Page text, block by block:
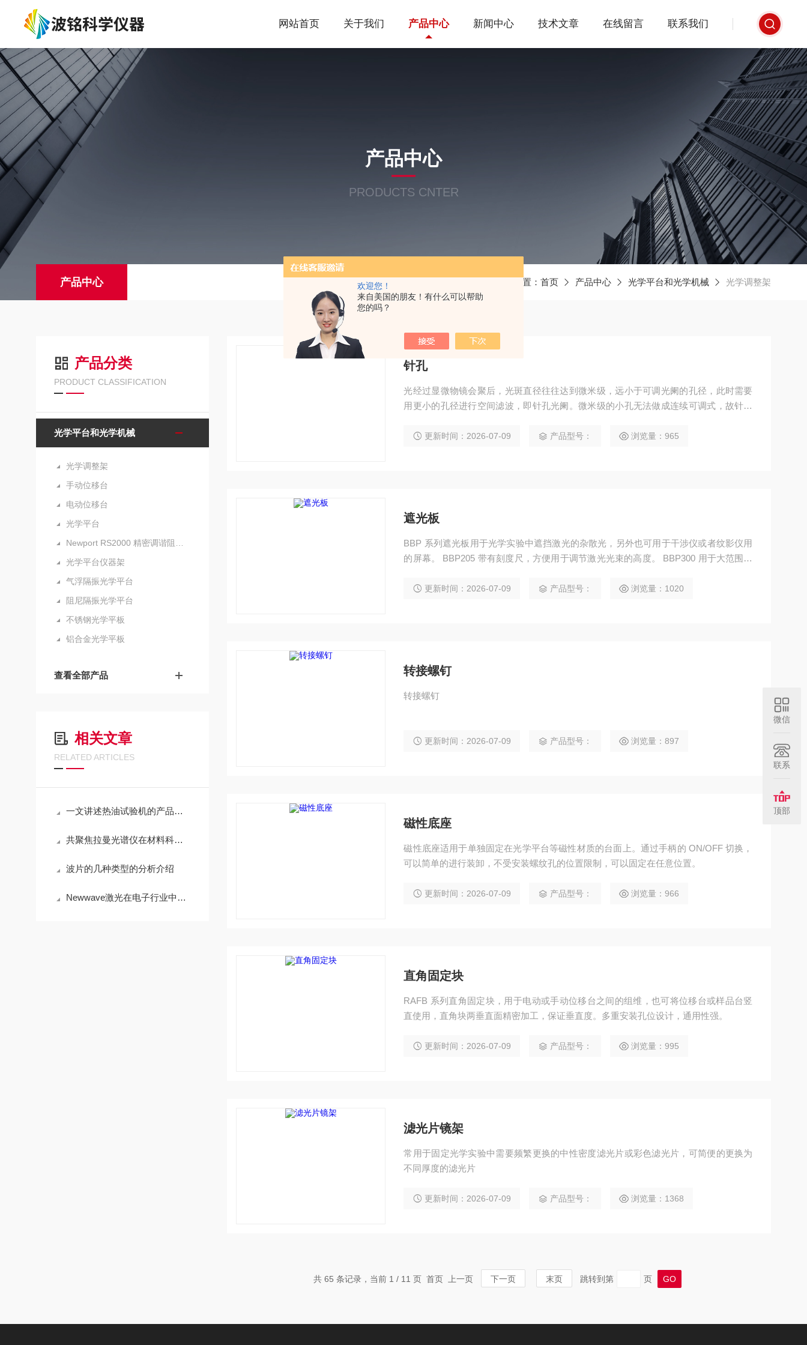
欢迎您！
来自美国的朋友！有什么可以帮助
您的吗？
网站首页 关于我们 产品中心 新闻中心 技术文章 在线留言 联系我们
产品中心
PRODUCTS CNTER
产品中心 当前位置： 首页 产品中心 光学平台和光学机械 光学调整架
产品分类
PRODUCT CLASSIFICATION
光学平台和光学机械
光学调整架
手动位移台
电动位移台
光学平台
光学平台仪器架
气浮隔振光学平台
阻尼隔振光学平台
不锈钢光学平板
铝合金光学平板
查看全部产品
相关文章
RELATED ARTICLES
一文讲述热油试验机的产品功能
共聚焦拉曼光谱仪在材料科学研究中的应用
波片的几种类型的分析介绍
Newwave激光在电子行业中的应用
针孔
光经过显微物镜会聚后，光斑直径往往达到微米级，远小于可调光阑的孔径，此时需要
用更小的孔径进行空间滤波，即针孔光阑。微米级的小孔无法做成连续可调式，故针孔
加工而成，一致性较好。 针孔光阑通常需要配合针孔光阑座，放在空间滤波器或其它机
更新时间：2026-07-09 产品型号： 浏览量：965
遮光板
BBP 系列遮光板用于光学实验中遮挡激光的杂散光，另外也可用于干涉仪或者纹影仪用
的屏幕。 BBP205 带有刻度尺，方便用于调节激光光束的高度。 BBP300 用于大范围的
更新时间：2026-07-09 产品型号： 浏览量：1020
转接螺钉
转接螺钉
更新时间：2026-07-09 产品型号： 浏览量：897
磁性底座
磁性底座适用于单独固定在光学平台等磁性材质的台面上。通过手柄的 ON/OFF 切换，
可以简单的进行装卸，不受安装螺纹孔的位置限制，可以固定在任意位置。
更新时间：2026-07-09 产品型号： 浏览量：966
直角固定块
RAFB 系列直角固定块，用于电动或手动位移台之间的组维，也可将位移台或样品台竖
直使用，直角块两垂直面精密加工，保证垂直度。多重安装孔位设计，通用性强。
更新时间：2026-07-09 产品型号： 浏览量：995
滤光片镜架
常用于固定光学实验中需要频繁更换的中性密度滤光片或彩色滤光片，可简便的更换为
不同厚度的滤光片
更新时间：2026-07-09 产品型号： 浏览量：1368
共 65 条记录，当前 1 / 11 页 首页 上一页 下一页 末页 跳转到第 页
微信
联系
顶部